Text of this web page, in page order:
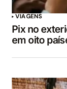
VIAGENS
Pix no
em oito